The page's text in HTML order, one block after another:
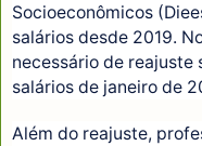
Socioeconômicos
salários desde 2019.
necessário de reajuste
salários de janeiro de
Além do reajuste,